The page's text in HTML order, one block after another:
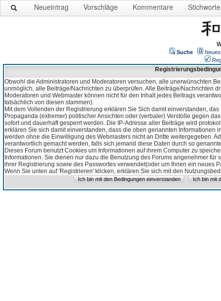
Neueintrag Vorschläge Kommentare Stichworte
Suche
Obwohl die Administratoren und Moderatoren versuchen, alle unerwünschten
unmöglich, alle Beiträge/Nachrichten zu überprüfen. Alle Beiträge/Nachrichten
Moderatoren und Webmaster können nicht für den Inhalt jedes Beitrags
tatsächlich von diesen stammen).
Mit dem Vollenden der Registrierung erklären Sie Sich damit einverstanden,
Propaganda (extremer) politischer Ansichten oder (verbaler) Verstöße gegen
sofort und dauerhaft gesperrt werden. Die IP-Adresse aller Beiträge wird
erklären Sie sich damit einverstanden, dass die oben genannten Informationen
werden ohne die Einwilligung des Webmasters nicht an Dritte weitergegeben.
verantwortlich gemacht werden, falls sich jemand diese Daten durch so
Dieses Forum benutzt Cookies um Informationen auf ihrem Computer zu
Informationen. Sie dienen nur dazu die Benutzung des Forums angenehmer
ihrer Registrierung sowie des Passwortes verwendet(oder um Ihnen ein neues
Wenn Sie unten auf 'Registrieren' klicken, erklären Sie sich mit den